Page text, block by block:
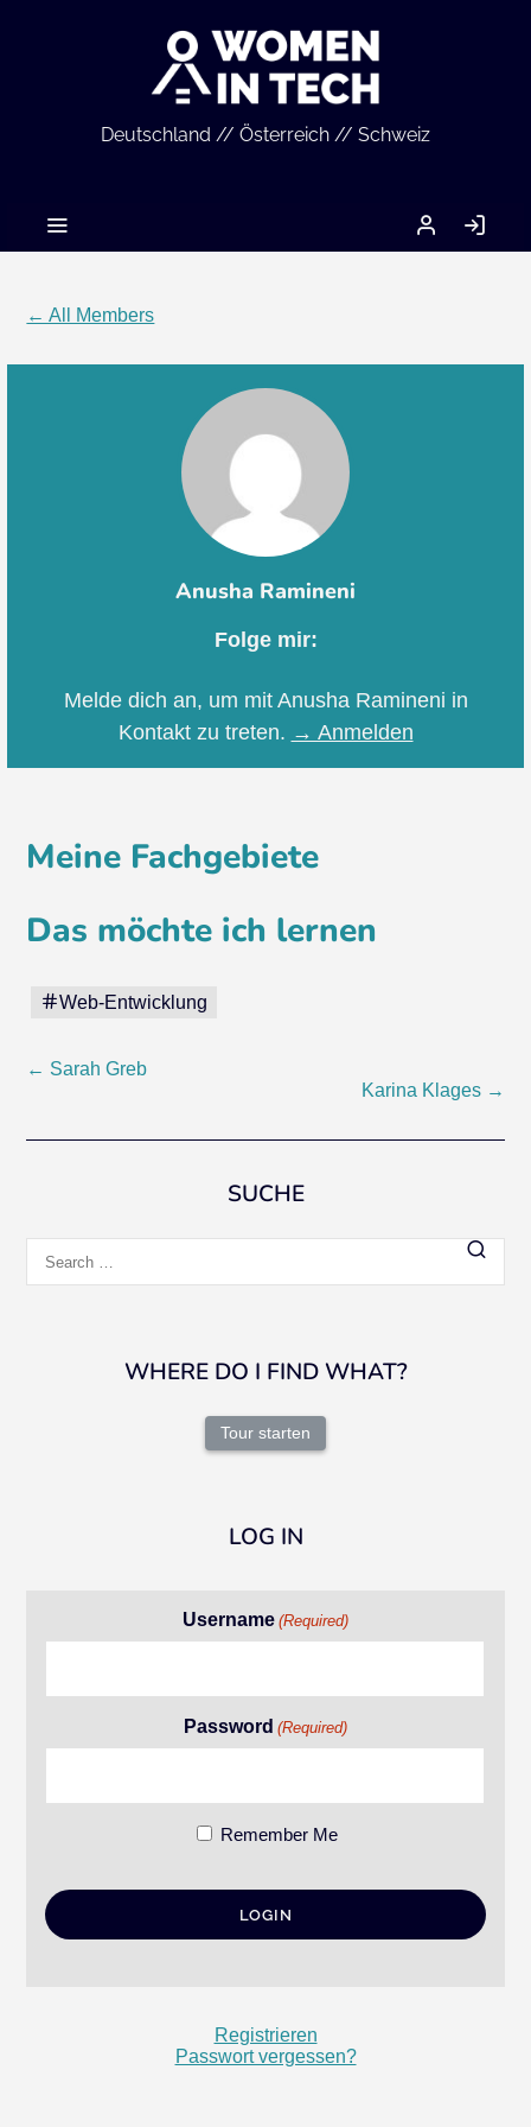
Deutschland // Österreich // Schweiz
MEIN
ACCOUNT
IN
← All Members
Anusha Ramineni
Folge mir:
Melde dich an, um mit Anusha Ramineni in
Kontakt zu treten. → Anmelden
Meine Fachgebiete
Das möchte ich lernen
Web-Entwicklung
Post
← Sarah Greb
Karina Klages →
SUCHE
for:
WHERE DO I FIND WHAT?
Tour starten
LOG IN
Username (Required)
Password (Required)
Remember Me
Registrieren
Passwort vergessen?